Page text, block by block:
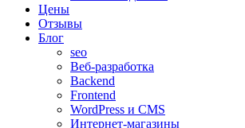
Цены
Отзывы
Блог
seo
Веб-разработка
Backend
Frontend
WordPress и CMS
Интернет-магазины